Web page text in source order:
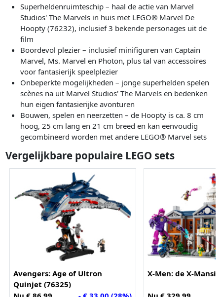
Superheldenruimteschip – haal de actie van Marvel
Studios' The Marvels in huis met LEGO® Marvel De
Hoopty (76232), inclusief 3 bekende personages uit de
film
Boordevol plezier – inclusief minifiguren van Captain
Marvel, Ms. Marvel en Photon, plus tal van accessoires
voor fantasierijk speelplezier
Onbeperkte mogelijkheden – jonge superhelden spelen
scènes na uit Marvel Studios' The Marvels en bedenken
hun eigen fantasierijke avonturen
Bouwen, spelen en neerzetten – de Hoopty is ca. 8 cm
hoog, 25 cm lang en 21 cm breed en kan eenvoudig
gecombineerd worden met andere LEGO® Marvel sets
Vergelijkbare populaire LEGO sets
Avengers: Age of Ultron
Quinjet (76325)
X-Men: de X-